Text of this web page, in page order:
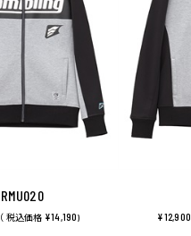
RMU020
（ 税込価格 ¥14,190) ¥12,900